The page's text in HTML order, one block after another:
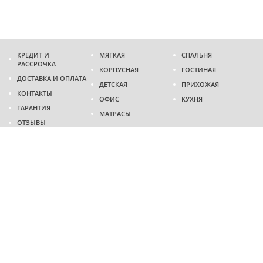
КРЕДИТ И
РАССРОЧКА
ДОСТАВКА И ОПЛАТА
КОНТАКТЫ
ГАРАНТИЯ
ОТЗЫВЫ
МЯГКАЯ
КОРПУСНАЯ
ДЕТСКАЯ
ОФИС
МАТРАСЫ
СПАЛЬНЯ
ГОСТИНАЯ
ПРИХОЖАЯ
КУХНЯ